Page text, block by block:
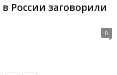
России заговорили
0